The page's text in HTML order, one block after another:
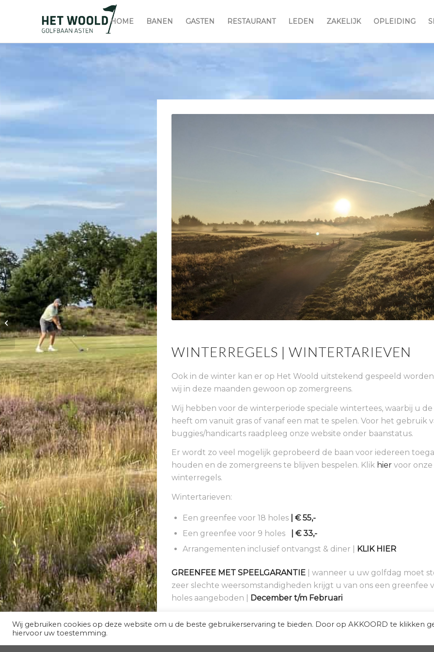
HOME BANEN GASTEN RESTAURANT LEDEN ZAKELIJK OPLEIDING
WINTERREGELS | WINTERTARIEVEN
Ook in de winter kan er op Het Woold uitstekend gespeeld
wij in deze maanden gewoon op zomergreens.
Wij hebben voor de winterperiode speciale wintertees, waarbij u
heeft om vanuit gras of vanaf een mat te spelen. Voor het gebruik
buggies/handicarts raadpleeg onze website onder baanstatus.
Er wordt zo veel mogelijk geprobeerd de baan voor iedereen
houden en de zomergreens te blijven bespelen. Klik hiervoor onze
winterregels.
Wintertarieven:
Een greenfee voor 18 holes
| € 55,-
Een greenfee voor 9 holes
| € 33,-
Arrangementen inclusief ontvangst & diner |
KLIK HIER
GREENFEE MET SPEELGARANTIE| wanneer u uw golfdag moet
zeer slechte weersomstandigheden krijgt u van ons een greenfee
holes aangeboden |
December t/m Februari
Ongeëvenaarde
Oefenfaciliteiten
Wij gebruiken cookies op deze website om u de beste gebruikerservaring te bieden. Door op AKKOORD te klikken
hiervoor uw toestemming.